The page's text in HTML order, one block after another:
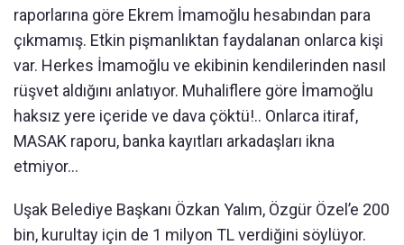
raporlarına göre Ekrem İmamoğlu hesabından para
çıkmamış. Etkin pişmanlıktan faydalanan onlarca kişi
var. Herkes İmamoğlu ve ekibinin kendilerinden nasıl
rüşvet aldığını anlatıyor. Muhaliflere göre İmamoğlu
haksız yere içeride ve dava çöktü!.. Onlarca itiraf,
MASAK raporu, banka kayıtları arkadaşları ikna
etmiyor...
Uşak Belediye Başkanı Özkan Yalım, Özgür Özel’e 200
bin, kurultay için de 1 milyon TL verdiğini söylüyor.